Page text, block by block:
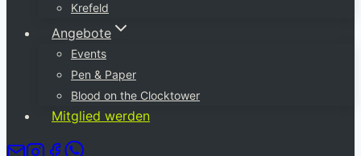
Krefeld
Angebote
Events
Pen & Paper
Blood on the Clocktower
Mitglied werden